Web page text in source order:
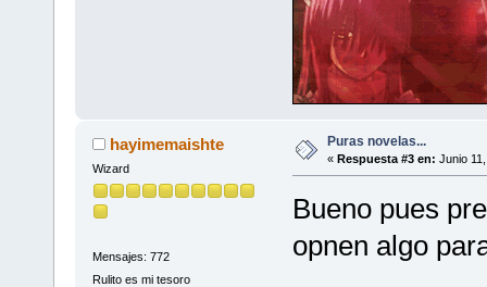
hayimemaishte
Wizard
Mensajes: 772
Rulito es mi tesoro
Puras novelas...
« Respuesta #3 en: Junio
Bueno pues
opnen algo